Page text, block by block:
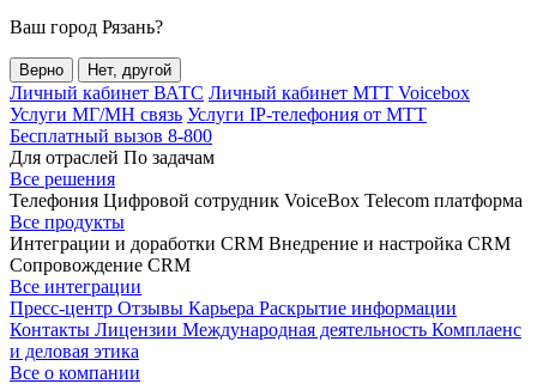
Ваш город Рязань?
Верно Нет, другой
Личный кабинет ВАТС Личный кабинет МТТ Voicebox
Услуги МГ/МН связь Услуги IP-телефония от МТТ
Бесплатный вызов 8-800
Для отраслей По задачам
Все решения
Телефония Цифровой сотрудник VoiceBox Telecom платформа
Все продукты
Интеграции и доработки CRM Внедрение и настройка CRM
Сопровождение CRM
Все интеграции
Пресс-центр Отзывы Карьера Раскрытие информации
Контакты Лицензии Международная деятельность Комплаенс
и деловая этика
Все о компании